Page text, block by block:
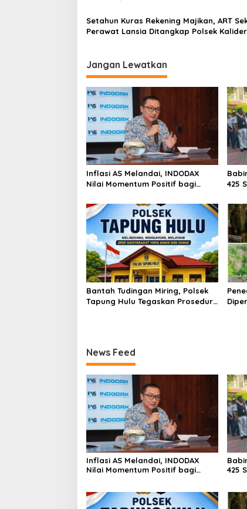
Setahun Kuras Rekening Majikan, ART
Perawat Lansia Ditangkap Polsek
Jangan Lewatkan
Inflasi AS Melandai, INDODAX
Nilai Momentum Positif bagi
Genesis Day
425
Bantah Tudingan Miring, Polsek
Tapung Hulu Tegaskan Prosedur
News Feed
Inflasi AS Melandai, INDODAX
Nilai Momentum Positif bagi
425